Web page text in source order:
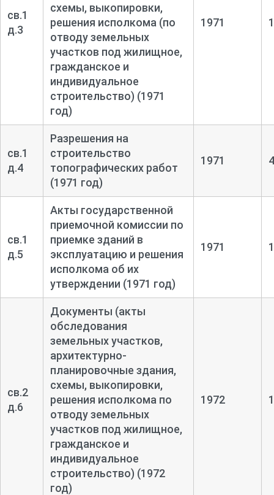
Пересистематизация дел не проводилась, сохранена
прежняя нумерация дел. В опись не включены выбывшие
дела. Проведена техническая правка заголовков.
Главный архивист отдела НСА Соколов А. С.
св.1
д.3
схемы, выкопировки,
решения исполкома (по
отводу земельных
участков под жилищное,
гражданское и
индивидуальное
строительство) (1971
год)
1971
св.1
д.4
Разрешения на
строительство
топографических работ
(1971 год)
1971
св.1
д.5
Акты государственной
приемочной комиссии по
приемке зданий в
эксплуатацию и решения
исполкома об их
утверждении (1971 год)
1971
св.2
д.6
Документы (акты
обследования
земельных участков,
архитектурно-
планировочные здания,
схемы, выкопировки,
решения исполкома по
отводу земельных
участков под жилищное,
гражданское и
индивидуальное
строительство) (1972
год)
1972